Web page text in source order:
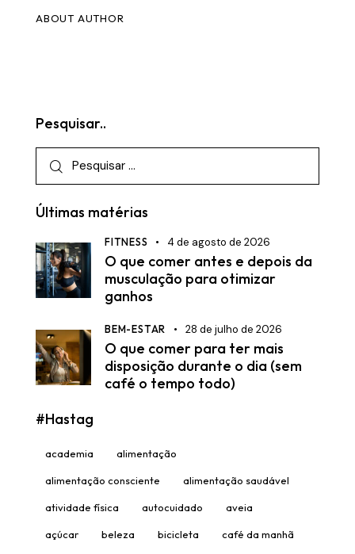
ABOUT AUTHOR
Pesquisar..
Últimas matérias
FITNESS 4 de agosto de 2026
O que comer antes e depois da
musculação para otimizar
ganhos
BEM-ESTAR 28 de julho de 2026
O que comer para ter mais
disposição durante o dia (sem
café o tempo todo)
#Hastag
academia alimentação
alimentação consciente alimentação saudável
atividade física autocuidado aveia
açúcar beleza bicicleta café da manhã